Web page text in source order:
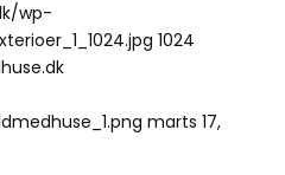
wp-
1024
marts 17,